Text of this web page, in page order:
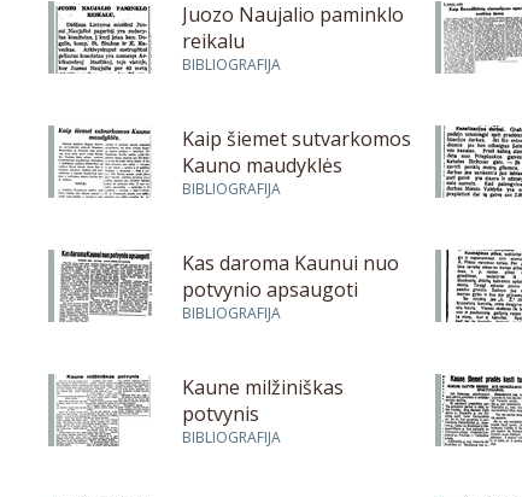
Juozo Naujalio paminklo
reikalu
BIBLIOGRAFIJA
Kaip šiemet sutvarkomos
Kauno maudyklės
BIBLIOGRAFIJA
Kas daroma Kaunui nuo
potvynio apsaugoti
BIBLIOGRAFIJA
Kaune milžiniškas
potvynis
BIBLIOGRAFIJA